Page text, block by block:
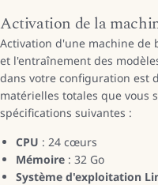
Activation de la
Activation d'une machine de
et l'entraînement des
dans votre configuration est
matérielles totales que vous
spécifications suivantes :
CPU : 24 cœurs
Mémoire : 32 Go
Système d'exploitation